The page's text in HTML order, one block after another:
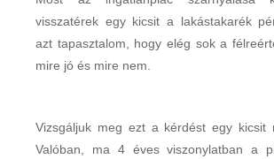
visszatérek egy kicsit a lakástakarék
azt tapasztalom, hogy elég sok a
mire jó és mire nem.
Vizsgáljuk meg ezt a kérdést egy kicsit
Valóban, ma 4 éves viszonylatban a